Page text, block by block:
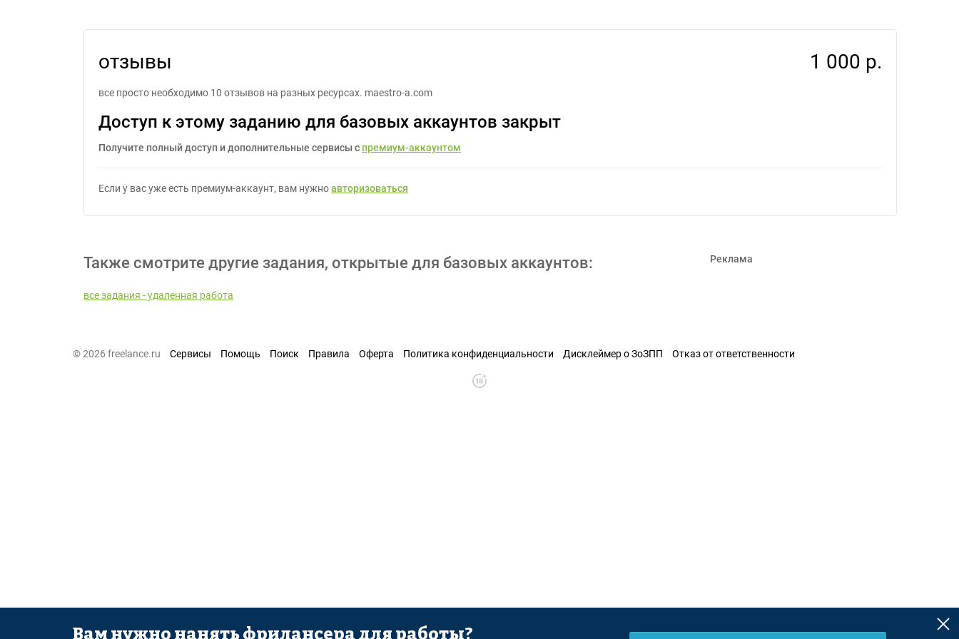
отзывы 1 000 р.
все просто необходимо 10 отзывов на разных ресурсах. maestro-a.com
Доступ к этому заданию для базовых аккаунтов закрыт
Получите полный доступ и дополнительные сервисы с премиум-аккаунтом
Если у вас уже есть премиум-аккаунт, вам нужноавторизоваться
Также смотрите другие задания, открытые для базовых аккаунтов:
все задания - удаленная работа
Реклама
© 2026 freelance.ru Сервисы Помощь Поиск Правила Оферта Политика конфиденциальности Дисклеймер о ЗоЗПП Отказ от ответственности
Вам нужно нанять фрилансера для работы?